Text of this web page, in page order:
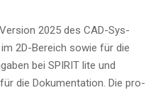
2025 des CAD-Sys­
2D-Bereich sowie für die
bei SPIRIT lite und
die Doku­men­ta­ti­on. Die pro-